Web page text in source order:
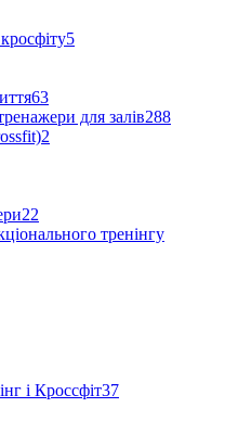
5
63
для залів288
2
22
тренінгу
і Кроссфіт37